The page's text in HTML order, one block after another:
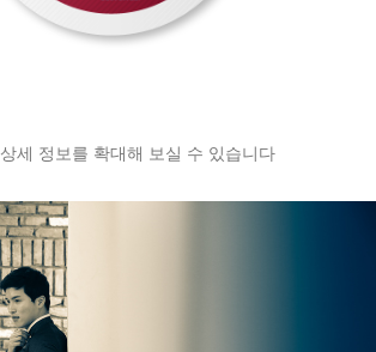
상세 정보를 확대해 보실 수 있습니다